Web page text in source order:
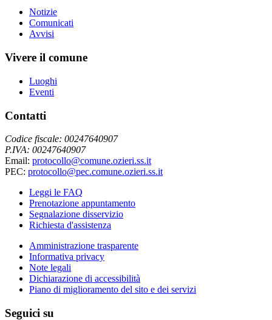
Notizie
Comunicati
Avvisi
Vivere il comune
Luoghi
Eventi
Contatti
Codice fiscale: 00247640907
P.IVA: 00247640907
Email: protocollo@comune.ozieri.ss.it
PEC: protocollo@pec.comune.ozieri.ss.it
Leggi le FAQ
Prenotazione appuntamento
Segnalazione disservizio
Richiesta d'assistenza
Amministrazione trasparente
Informativa privacy
Note legali
Dichiarazione di accessibilità
Piano di miglioramento del sito e dei servizi
Seguici su